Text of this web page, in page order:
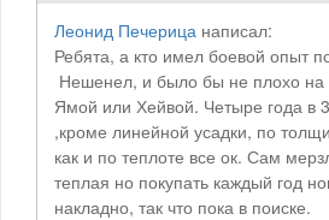
Леонид Печерица написал:
Ребята, а кто имел боевой опыт
Нешенел, и было бы не плохо на
Ямой или Хейвой. Четыре года в
,кроме линейной усадки, по
как и по теплоте все ок. Сам
теплая но покупать каждый год
накладно, так что пока в поиске.